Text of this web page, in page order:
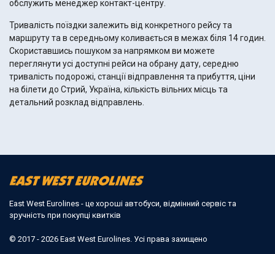
обслужить менеджер контакт-центру.
Тривалість поїздки залежить від конкретного рейсу та
маршруту та в середньому коливається в межах біля 14 годин.
Скориставшись пошуком за напрямком ви можете
переглянути усі доступні рейси на обрану дату, середню
тривалість подорожі, станції відправлення та прибуття, ціни
на білети до Стрий, Україна, кількість вільних місць та
детальний розклад відправлень.
East West Eurolines - це хороші автобуси, відмінний сервіс та
зручність при покупці квитків
© 2017 - 2026 East West Eurolines. Усі права захищено